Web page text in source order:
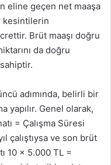
eline geçen net maaşa
kesintilerin
Brüt maaşı doğru
da doğru
adımında, belirli bir
yapılır. Genel olarak,
= Çalışma Süresi
çalıştıysa ve son brüt
10 x 5.000 TL =